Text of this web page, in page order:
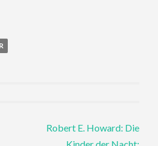
Robert E. Howard: Die